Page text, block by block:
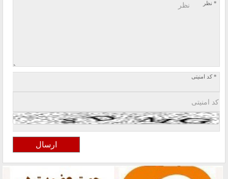
* نظر
* کد امنیتی